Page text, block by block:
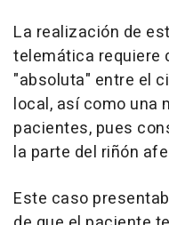
La realización de
telemática requiere
"absoluta" entre el
local, así como una
pacientes, pues
la parte del riñón
Este caso